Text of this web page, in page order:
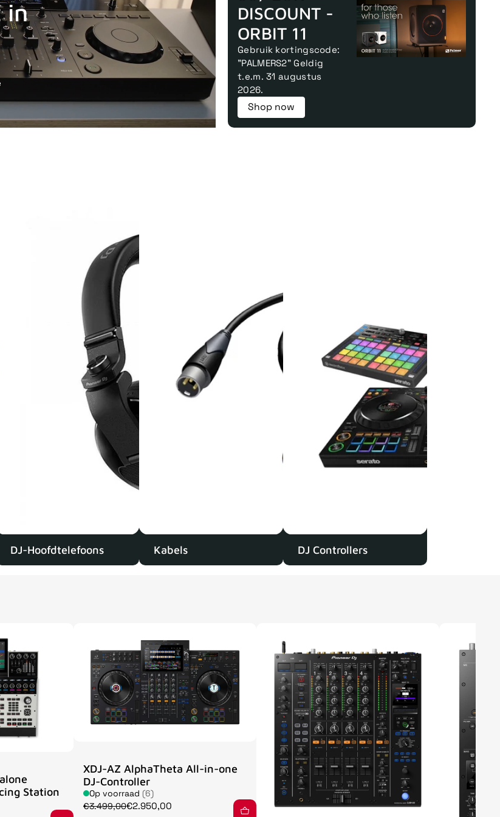
in
DISCOUNT -
ORBIT 11
Gebruik kortingscode:
"PALMERS2" Geldig
t.e.m. 31 augustus
2026.
Shop now
DJ-Hoofdtelefoons Kabels DJ Controllers
Station
XDJ-AZ AlphaTheta All-in-one
DJ-Controller
Op voorraad (6)
€3.499,00€2.950,00